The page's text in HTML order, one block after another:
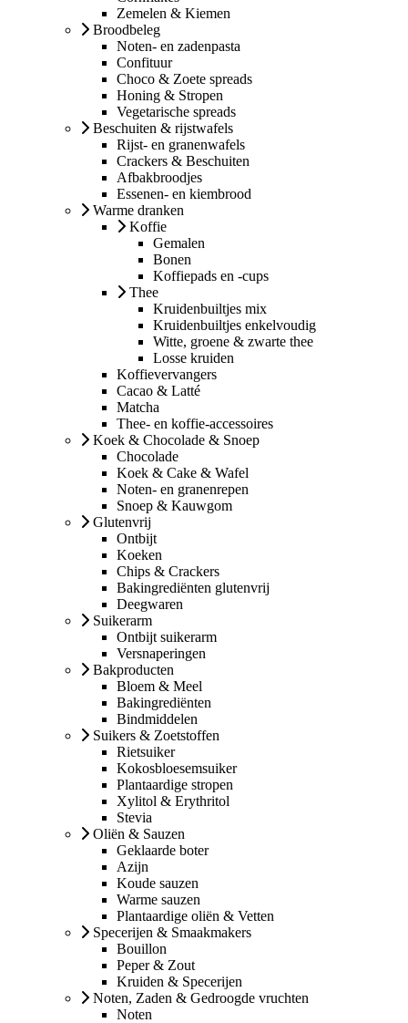
Zemelen & Kiemen
Broodbeleg
Noten- en zadenpasta
Confituur
Choco & Zoete spreads
Honing & Stropen
Vegetarische spreads
Beschuiten & rijstwafels
Rijst- en granenwafels
Crackers & Beschuiten
Afbakbroodjes
Essenen- en kiembrood
Warme dranken
Koffie
Gemalen
Bonen
Koffiepads en -cups
Thee
Kruidenbuiltjes mix
Kruidenbuiltjes enkelvoudig
Witte, groene & zwarte thee
Losse kruiden
Koffievervangers
Cacao & Latté
Matcha
Thee- en koffie-accessoires
Koek & Chocolade & Snoep
Chocolade
Koek & Cake & Wafel
Noten- en granenrepen
Snoep & Kauwgom
Glutenvrij
Ontbijt
Koeken
Chips & Crackers
Bakingrediënten glutenvrij
Deegwaren
Suikerarm
Ontbijt suikerarm
Versnaperingen
Bakproducten
Bloem & Meel
Bakingrediënten
Bindmiddelen
Suikers & Zoetstoffen
Rietsuiker
Kokosbloesemsuiker
Plantaardige stropen
Xylitol & Erythritol
Stevia
Oliën & Sauzen
Geklaarde boter
Azijn
Koude sauzen
Warme sauzen
Plantaardige oliën & Vetten
Specerijen & Smaakmakers
Bouillon
Peper & Zout
Kruiden & Specerijen
Noten, Zaden & Gedroogde vruchten
Noten